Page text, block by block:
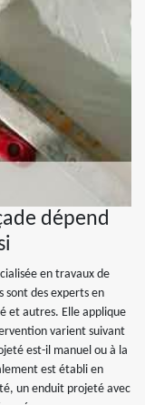
dépend
en travaux de
sont des experts en
et autres. Elle applique
varient suivant
est-il manuel ou à la
est établi en
un enduit projeté avec